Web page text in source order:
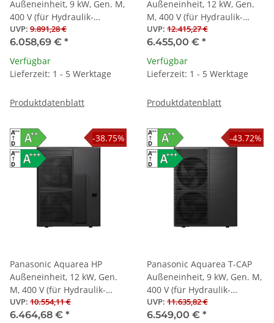
Außeneinheit, 9 kW, Gen. M,
400 V (für Hydraulik-
Splitwärmepumpen)
UVP: 9.891,28 €
6.058,69 € *
Verfügbar
Lieferzeit: 1 - 5 Werktage
Produktdatenblatt
Außeneinheit, 12 kW, Gen.
M, 400 V (für Hydraulik-
Splitwärmepumpen)
UVP: 12.415,27 €
6.455,00 € *
Verfügbar
Lieferzeit: 1 - 5 Werktage
Produktdatenblatt
-38.75%
Panasonic Aquarea HP
Außeneinheit, 12 kW, Gen.
M, 400 V (für Hydraulik-
Splitwärmepumpen)
UVP: 10.554,11 €
6.464,68 € *
-43.72%
Panasonic Aquarea T-CAP
Außeneinheit, 9 kW, Gen. M,
400 V (für Hydraulik-
Splitwärmepumpen)
UVP: 11.635,82 €
6.549,00 € *